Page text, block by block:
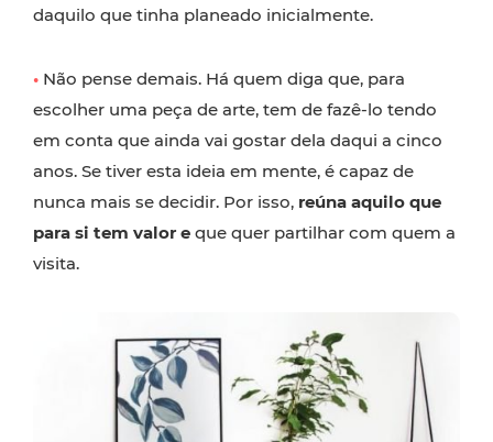
daquilo que tinha planeado inicialmente.
• Não pense demais. Há quem diga que, para
escolher uma peça de arte, tem de fazê-lo tendo
em conta que ainda vai gostar dela daqui a cinco
anos. Se tiver esta ideia em mente, é capaz de
nunca mais se decidir. Por isso, reúna aquilo que
para si tem valor e que quer partilhar com quem a
visita.